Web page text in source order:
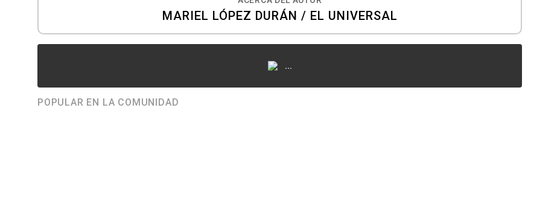
MARIEL LÓPEZ DURÁN / EL UNIVERSAL
...
POPULAR EN LA COMUNIDAD